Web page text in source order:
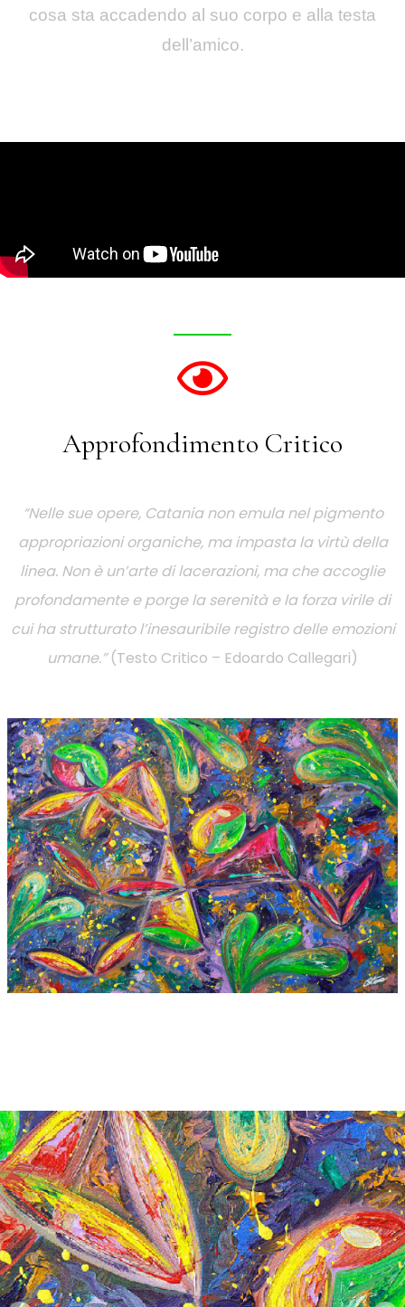
cosa sta accadendo al suo corpo e alla testa
dell’amico.
Approfondimento Critico
“Nelle sue opere, Catania non emula nel pigmento
appropriazioni organiche, ma impasta la virtù della
linea. Non è un’arte di lacerazioni, ma che accoglie
profondamente e porge la serenità e la forza virile di
cui ha strutturato l’inesauribile registro delle emozioni
umane.”(Testo Critico – Edoardo Callegari)